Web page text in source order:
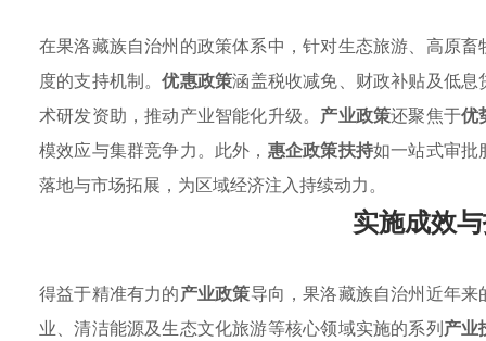
在果洛藏族自治州的政策体系中，针对生态旅游、高原
度的支持机制。优惠政策涵盖税收减免、财政补贴及低
术研发资助，推动产业智能化升级。 产业政策还聚焦于优
模效应与集群竞争力。此外， 惠企政策扶持如一站式审批
落地与市场拓展，为区域经济注入持续动力。
实施成效
得益于精准有力的产业政策导向，果洛藏族自治州近年
业、清洁能源及生态文化旅游等核心领域实施的系列产业